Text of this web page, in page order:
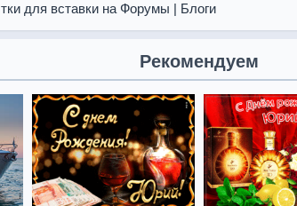
для вставки на Форумы | Блоги
Рекомендуем